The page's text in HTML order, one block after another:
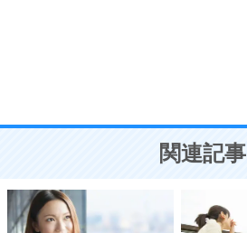
ことが大切。
関連記事